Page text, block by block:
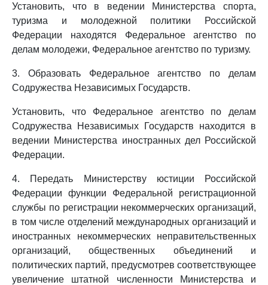
Установить, что в ведении Министерства спорта,
туризма и молодежной политики Российской
Федерации находятся Федеральное агентство по
делам молодежи, Федеральное агентство по туризму.
3. Образовать Федеральное агентство по делам
Содружества Независимых Государств.
Установить, что Федеральное агентство по делам
Содружества Независимых Государств находится в
ведении Министерства иностранных дел Российской
Федерации.
4. Передать Министерству юстиции Российской
Федерации функции Федеральной регистрационной
службы по регистрации некоммерческих организаций,
в том числе отделений международных организаций и
иностранных некоммерческих неправительственных
организаций, общественных объединений и
политических партий, предусмотрев соответствующее
увеличение штатной численности Министерства и